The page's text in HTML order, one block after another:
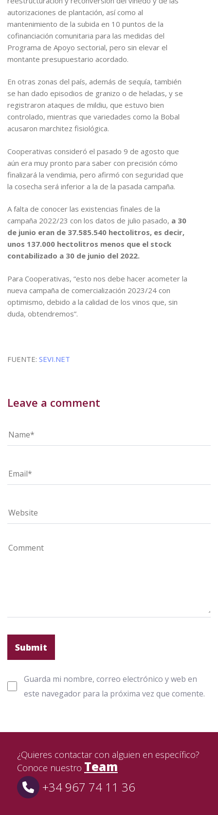
autorizaciones de plantación, así como al
mantenimiento de la subida en 10 puntos de la
cofinanciación comunitaria para las medidas del
Programa de Apoyo sectorial, pero sin elevar el
montante presupuestario acordado.
En otras zonas del país, además de sequía, también
se han dado episodios de granizo o de heladas, y se
registraron ataques de mildiu, que estuvo bien
controlado, mientras que variedades como la Bobal
acusaron marchitez fisiológica.
Cooperativas consideró el pasado 9 de agosto que
aún era muy pronto para saber con precisión cómo
finalizará la vendimia, pero afirmó con seguridad que
la cosecha será inferior a la de la pasada campaña.
A falta de conocer las existencias finales de la
campaña 2022/23 con los datos de julio pasado, a 30
de junio eran de 37.585.540 hectolitros, es decir,
unos 137.000 hectolitros menos que el stock
contabilizado a 30 de junio del 2022.
Para Cooperativas, “esto nos debe hacer acometer la
nueva campaña de comercialización 2023/24 con
optimismo, debido a la calidad de los vinos que, sin
duda, obtendremos”.
FUENTE: SEVI.NET
Leave a comment
Guarda mi nombre, correo electrónico y web en
este navegador para la próxima vez que comente.
¿Quieres contactar con alguien en específico?
Conoce nuestro Team
+34 967 74 11 36